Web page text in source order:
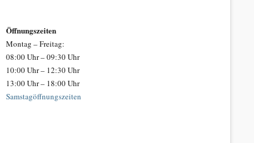
Öffnungszeiten
Montag – Freitag:
08:00 Uhr – 09:30 Uhr
10:00 Uhr – 12:30 Uhr
13:00 Uhr – 18:00 Uhr
Samstagöffnungszeiten